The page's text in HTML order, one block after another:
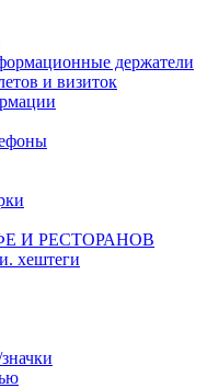
держатели
и визиток
И РЕСТОРАНОВ
хештеги